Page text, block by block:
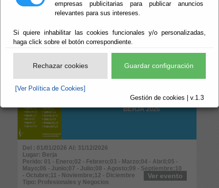
empresas publicitarias para publicar anuncios
relevantes para sus intereses.
Si quiere inhabilitar las cookies funcionales y/o personalizadas,
haga click sobre el botón correspondiente.
Rechazar cookies Guardar configuración
[Ver Política de Cookies]
Gestión de cookies | v.1.3
Del : 17/08/2020 Al: 19/08/2027
Lugar: Bayárcal
Tipo: Naturaleza y Medio Ambiente
CALENDARIO DEL
MERCADILLO DE
BERJA 2026
Del : 01/01/2026 Al: 31/12/2026
Lugar: Berja
Perido: 01 - Enero;02 - Febrero;03 - Marzo;04 - Abril;05 -
Mayo;06 - Junio;07 - Julio;08 - Agosto;09 - Septiembre;10
- Octubre;11 - Noviembre;12 - Diciembre
Tipo: Profesionales y Negocios
Ver evento